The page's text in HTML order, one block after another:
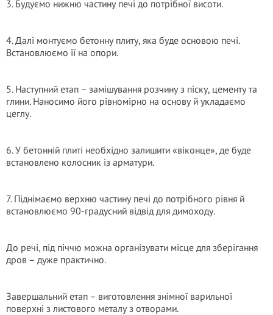
3. Будуємо нижню частину печі до потрібної висоти.
4. Далі монтуємо бетонну плиту, яка буде основою печі.
Встановлюємо її на опори.
5. Наступний етап – замішування розчину з піску, цементу та
глини. Наносимо його рівномірно на основу й укладаємо
цеглу.
6. У бетонній плиті необхідно залишити «віконце», де буде
встановлено колосник із арматури.
7. Піднімаємо верхню частину печі до потрібного рівня й
встановлюємо 90-градусний відвід для димоходу.
До речі, під піччю можна організувати місце для зберігання
дров – дуже практично.
Завершальний етап – виготовлення знімної варильної
поверхні з листового металу з отворами.